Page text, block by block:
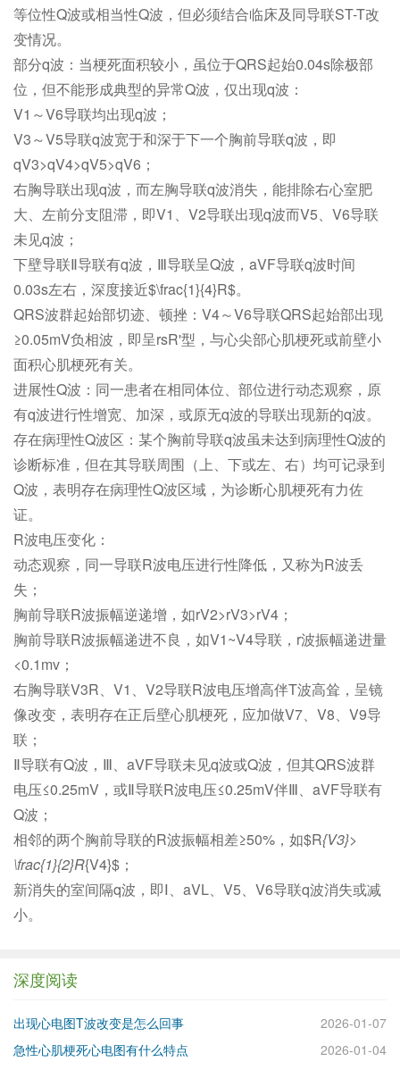
等位性Q波或相当性Q波，但必须结合临床及同导联ST-T改
变情况。
部分q波：当梗死面积较小，虽位于QRS起始0.04s除极部
位，但不能形成典型的异常Q波，仅出现q波：
V1～V6导联均出现q波；
V3～V5导联q波宽于和深于下一个胸前导联q波，即
qV3>qV4>qV5>qV6；
右胸导联出现q波，而左胸导联q波消失，能排除右心室肥
大、左前分支阻滞，即V1、V2导联出现q波而V5、V6导联
未见q波；
下壁导联Ⅱ导联有q波，Ⅲ导联呈Q波，aVF导联q波时间
0.03s左右，深度接近$\frac{1}{4}R$。
QRS波群起始部切迹、顿挫：V4～V6导联QRS起始部出现
≥0.05mV负相波，即呈rsR'型，与心尖部心肌梗死或前壁小
面积心肌梗死有关。
进展性Q波：同一患者在相同体位、部位进行动态观察，原
有q波进行性增宽、加深，或原无q波的导联出现新的q波。
存在病理性Q波区：某个胸前导联q波虽未达到病理性Q波的
诊断标准，但在其导联周围（上、下或左、右）均可记录到
Q波，表明存在病理性Q波区域，为诊断心肌梗死有力佐
证。
R波电压变化：
动态观察，同一导联R波电压进行性降低，又称为R波丢
失；
胸前导联R波振幅逆递增，如rV2>rV3>rV4；
胸前导联R波振幅递进不良，如V1~V4导联，r波振幅递进量
<0.1mv；
右胸导联V3R、V1、V2导联R波电压增高伴T波高耸，呈镜
像改变，表明存在正后壁心肌梗死，应加做V7、V8、V9导
联；
Ⅱ导联有Q波，Ⅲ、aVF导联未见q波或Q波，但其QRS波群
电压≤0.25mV，或Ⅱ导联R波电压≤0.25mV伴Ⅲ、aVF导联有
Q波；
相邻的两个胸前导联的R波振幅相差≥50%，如$R{V3}>
\frac{1}{2}R{V4}$；
新消失的室间隔q波，即Ⅰ、aVL、V5、V6导联q波消失或减
小。
深度阅读
出现心电图T波改变是怎么回事
2026-01-07
急性心肌梗死心电图有什么特点
2026-01-04